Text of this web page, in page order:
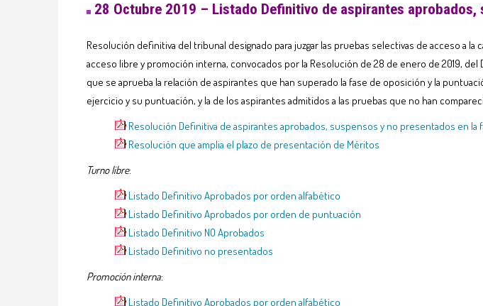
28 Octubre 2019 – Listado Definitivo de aspirantes aprobados,
Resolución definitiva del tribunal designado para juzgar las pruebas selectivas de acceso a
acceso libre y promoción interna, convocados por la Resolución de 28 de enero de 2019, del
que se aprueba la relación de aspirantes que han superado la fase de oposición y la
ejercicio y su puntuación, y la de los aspirantes admitidos a las pruebas que no han
Resolución Definitiva de aspirantes aprobados, suspensos y no presentados en la
Resolución que amplia el plazo de presentación de Méritos
Turno libre:
Listado Definitivo Aprobados por orden alfabético
Listado Definitivo Aprobados por orden de puntuación
Listado Definitivo NO Aprobados
Listado Definitivo no presentados
Promoción interna:
Listado Definitivo Aprobados por orden alfabético